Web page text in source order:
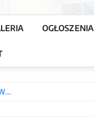
OGŁOSZENIA